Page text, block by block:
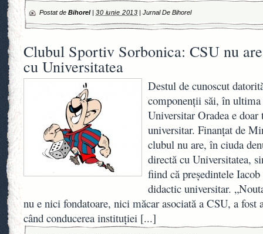
Postat de Bihorel| 30 iunie 2013 |Jurnal De Bihorel
Clubul Sportiv Sorbonica: CSU nu
cu Universitatea
Destul de cunoscut
componenţii săi, în
Universitar Oradea e
universitar. Finanţat de
clubul nu are, în ciuda
directă cu Universitatea,
fiind că preşedintele
didactic universitar.
nu e nici fondatoare, nici măcar asociată a CSU, a fost
când conducerea instituţiei [...]